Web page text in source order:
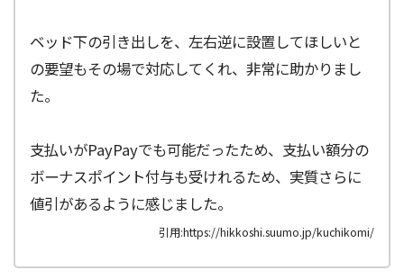
ベッド下の引き出しを、左右逆に設置してほしいと
の要望もその場で対応してくれ、非常に助かりまし
た。
支払いがPayPayでも可能だったため、支払い額分の
ボーナスポイント付与も受けれるため、実質さらに
値引があるように感じました。
引用:https://hikkoshi.suumo.jp/kuchikomi/